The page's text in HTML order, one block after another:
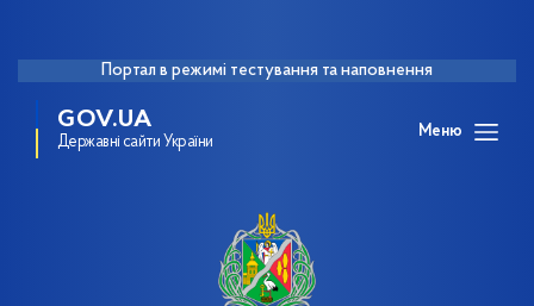
Портал в режимі тестування та наповнення
GOV.UA
Державні сайти України
Меню